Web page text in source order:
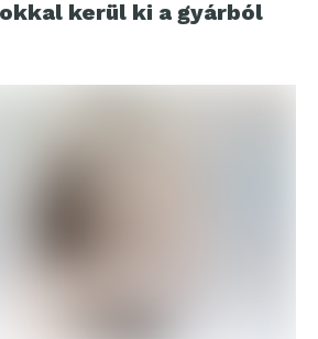
kerül ki a gyárból